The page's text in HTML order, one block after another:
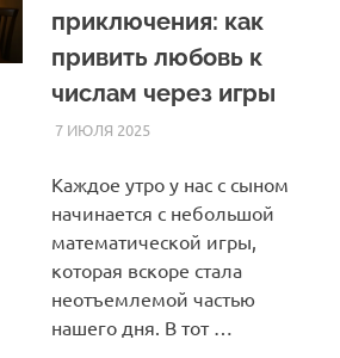
приключения: как
привить любовь к
числам через игры
7 ИЮЛЯ 2025HOMELESSONS
СТАТЬИ
Каждое утро у нас с сыном
начинается с небольшой
математической игры,
которая вскоре стала
неотъемлемой частью
нашего дня. В тот …